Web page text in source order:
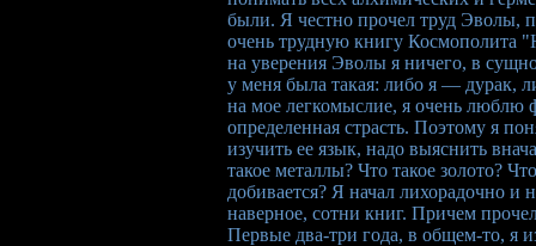
были. Я честно прочел труд Эволы,
очень трудную книгу Космополита
на уверения Эволы я ничего, в
у меня была такая: либо я — дурак,
на мое легкомыслие, я очень люблю
определенная страсть. Поэтому я
изучить ее язык, надо выяснить
такое металлы? Что такое золото?
добивается? Я начал лихорадочно и
наверное, сотни книг. Причем
Первые два-три года, в общем-то, я